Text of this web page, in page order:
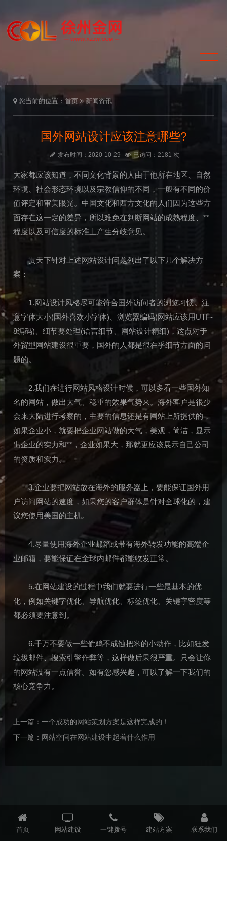
您当前的位置：首页 新闻资讯
国外网站设计应该注意哪些?
发布时间：2020-10-29 已访问：2181 次
大家都应该知道，不同文化背景的人由于他所在地区、自然
环境、社会形态环境以及宗教信仰的不同，一般有不同的价
值评定和审美眼光。中国文化和西方文化的人们因为这些方
面存在这一定的差异，所以难免在判断网站的成熟程度、**
程度以及可信度的标准上产生分歧意见。
贯天下针对上述网站设计问题列出了以下几个解决方
案：
1.网站设计风格尽可能符合国外访问者的浏览习惯。注
意字体大小(国外喜欢小字体)、浏览器编码(网站应该用UTF-
8编码)、细节要处理(语言细节、网站设计精细)，这点对于
外贸型网站建设很重要，国外的人都是很在乎细节方面的问
题的。
2.我们在进行网站风格设计时候，可以多看一些国外知
名的网站，做出大气、稳重的效果气势来。海外客户是很少
会来大陆进行考察的，主要的信息还是有网站上所提供的，
如果企业小，就要把企业网站做的大气，美观，简洁，显示
出企业的实力和**，企业如果大，那就更应该展示自己公司
的资质和实力。
3.企业要把网站放在海外的服务器上，要能保证国外用
户访问网站的速度，如果您的客户群体是针对全球化的，建
议您使用美国的主机。
4.尽量使用海外企业邮箱或带有海外转发功能的高端企
业邮箱，要能保证在全球内邮件都能收发正常。
5.在网站建设的过程中我们就要进行一些最基本的优
化，例如关键字优化、导航优化、标签优化、关键字密度等
都必须要注意到。
6.千万不要做一些偷鸡不成蚀把米的小动作，比如狂发
垃圾邮件、搜索引擎作弊等，这样做后果很严重。只会让你
的网站没有一点信誉。如有您感兴趣，可以了解一下我们的
核心竞争力。
上一篇：一个成功的网站策划方案是这样完成的！
下一篇： 网站空间在网站建设中起着什么作用
首页 网站建设 一键拨号 建站方案 联系我们